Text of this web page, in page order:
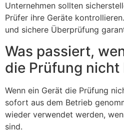
Unternehmen sollten
Prüfer ihre Geräte
und sichere Überprüfung
Was passiert,
die Prüfung nicht
Wenn ein Gerät die Prüfung
sofort aus dem Betrieb
wieder verwendet werden,
sind.